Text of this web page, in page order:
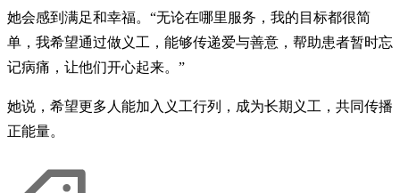
她会感到满足和幸福。“无论在哪里服务，我的目标都很简
单，我希望通过做义工，能够传递爱与善意，帮助患者暂时忘
记病痛，让他们开心起来。”
她说，希望更多人能加入义工行列，成为长期义工，共同传播
正能量。